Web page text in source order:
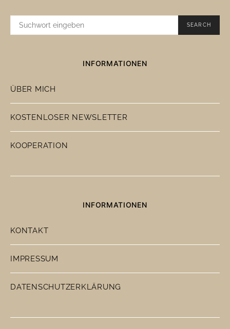
SUCHE
SEARCH
INFORMATIONEN
ÜBER MICH
KOSTENLOSER NEWSLETTER
KOOPERATION
INFORMATIONEN
KONTAKT
IMPRESSUM
DATENSCHUTZERKLÄRUNG